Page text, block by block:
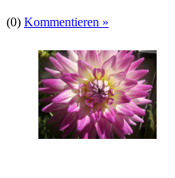
(0) Kommentieren »